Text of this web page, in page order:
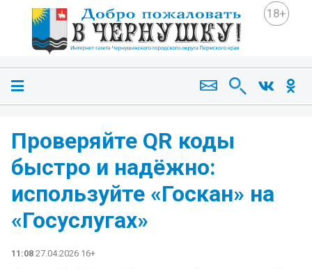
18+
Проверяйте QR коды
быстро и надёжно:
используйте «Госкан» на
«Госуслугах»
11:08 27.04.2026 16+